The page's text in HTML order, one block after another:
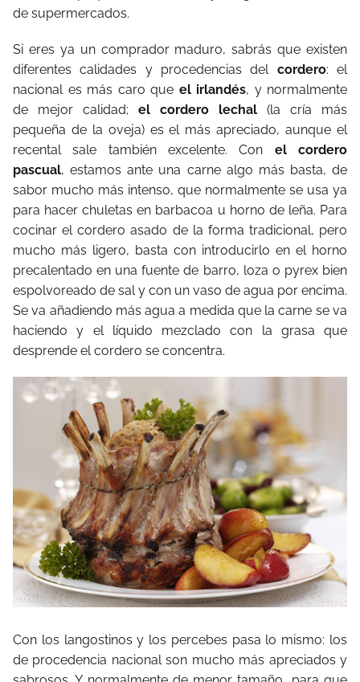
de supermercados.
Si eres ya un comprador maduro, sabrás que existen
diferentes calidades y procedencias del cordero: el
nacional es más caro que el irlandés, y normalmente
de mejor calidad; el cordero lechal (la cría más
pequeña de la oveja) es el más apreciado, aunque el
recental sale también excelente. Con el cordero
pascual, estamos ante una carne algo más basta, de
sabor mucho más intenso, que normalmente se usa ya
para hacer chuletas en barbacoa u horno de leña. Para
cocinar el cordero asado de la forma tradicional, pero
mucho más ligero, basta con introducirlo en el horno
precalentado en una fuente de barro, loza o pyrex bien
espolvoreado de sal y con un vaso de agua por encima.
Se va añadiendo más agua a medida que la carne se va
haciendo y el líquido mezclado con la grasa que
desprende el cordero se concentra.
Con los langostinos y los percebes pasa lo mismo: los
de procedencia nacional son mucho más apreciados y